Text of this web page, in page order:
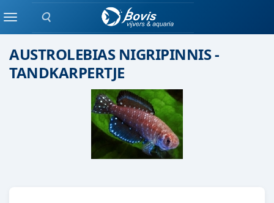
Zoeken
MenuEenlingen / Paren vis
AUSTROLEBIAS NIGRIPINNIS -
TANDKARPERTJE